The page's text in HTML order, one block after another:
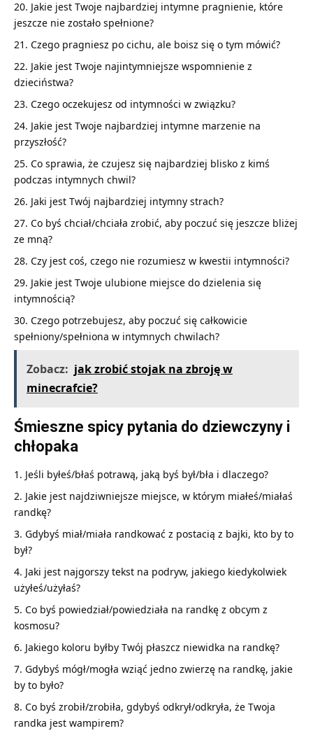
Jakie jest Twoje najbardziej intymne pragnienie, które
jeszcze nie zostało spełnione?
Czego pragniesz po cichu, ale boisz się o tym mówić?
Jakie jest Twoje najintymniejsze wspomnienie z
dzieciństwa?
Czego oczekujesz od intymności w związku?
Jakie jest Twoje najbardziej intymne marzenie na
przyszłość?
Co sprawia, że czujesz się najbardziej blisko z kimś
podczas intymnych chwil?
Jaki jest Twój najbardziej intymny strach?
Co byś chciał/chciała zrobić, aby poczuć się jeszcze bliżej
ze mną?
Czy jest coś, czego nie rozumiesz w kwestii intymności?
Jakie jest Twoje ulubione miejsce do dzielenia się
intymnością?
Czego potrzebujesz, aby poczuć się całkowicie
spełniony/spełniona w intymnych chwilach?
Zobacz: jak zrobić stojak na zbroję w
minecrafcie?
Śmieszne spicy pytania do dziewczyny i
chłopaka
Jeśli byłeś/błaś potrawą, jaką byś był/bła i dlaczego?
Jakie jest najdziwniejsze miejsce, w którym miałeś/miałaś
randkę?
Gdybyś miał/miała randkować z postacią z bajki, kto by to
był?
Jaki jest najgorszy tekst na podryw, jakiego kiedykolwiek
użyłeś/użyłaś?
Co byś powiedział/powiedziała na randkę z obcym z
kosmosu?
Jakiego koloru byłby Twój płaszcz niewidka na randkę?
Gdybyś mógł/mogła wziąć jedno zwierzę na randkę, jakie
by to było?
Co byś zrobił/zrobiła, gdybyś odkrył/odkryła, że Twoja
randka jest wampirem?